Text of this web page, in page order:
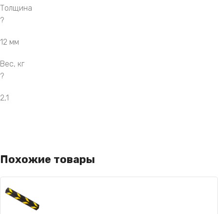
Толщина
?
12 мм
Вес, кг
?
2,1
Похожие товары